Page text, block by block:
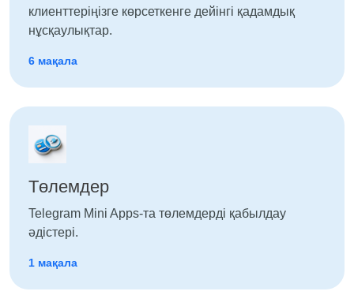
клиенттеріңізге көрсеткенге дейінгі қадамдық
нұсқаулықтар.
6 мақала
Төлемдер
Telegram Mini Apps-та төлемдерді қабылдау
әдістері.
1 мақала